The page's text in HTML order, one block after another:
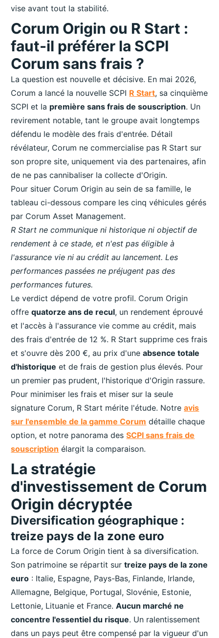
vise avant tout la stabilité.
Corum Origin ou R Start :
faut-il préférer la SCPI
Corum sans frais ?
La question est nouvelle et décisive. En mai 2026,
Corum a lancé la nouvelle SCPI R Start, sa cinquième
SCPI et la première sans frais de souscription. Un
revirement notable, tant le groupe avait longtemps
défendu le modèle des frais d'entrée. Détail
révélateur, Corum ne commercialise pas R Start sur
son propre site, uniquement via des partenaires, afin
de ne pas cannibaliser la collecte d'Origin.
Pour situer Corum Origin au sein de sa famille, le
tableau ci-dessous compare les cinq véhicules gérés
par Corum Asset Management.
R Start ne communique ni historique ni objectif de
rendement à ce stade, et n'est pas éligible à
l'assurance vie ni au crédit au lancement. Les
performances passées ne préjugent pas des
performances futures.
Le verdict dépend de votre profil. Corum Origin
offrequatorze ans de recul, un rendement éprouvé
et l'accès à l'assurance vie comme au crédit, mais
des frais d'entrée de 12 %. R Start supprime ces frais
et s'ouvre dès 200 €, au prix d'uneabsence totale
d'historique et de frais de gestion plus élevés. Pour
un premier pas prudent, l'historique d'Origin rassure.
Pour minimiser les frais et miser sur la seule
signature Corum, R Start mérite l'étude. Notreavis
sur l'ensemble de la gamme Corum détaille chaque
option, et notre panorama desSCPI sans frais de
souscription élargit la comparaison.
La stratégie
d'investissement de Corum
Origin décryptée
Diversification géographique :
treize pays de la zone euro
La force de Corum Origin tient à sa diversification.
Son patrimoine se répartit surtreize pays de la zone
euro : Italie, Espagne, Pays-Bas, Finlande, Irlande,
Allemagne, Belgique, Portugal, Slovénie, Estonie,
Lettonie, Lituanie et France.Aucun marché ne
concentre l'essentiel du risque. Un ralentissement
dans un pays peut être compensé par la vigueur d'un